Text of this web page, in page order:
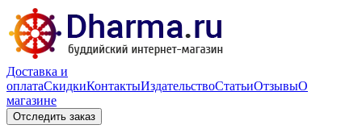
Доставка и
оплатаСкидкиКонтактыИздательствоСтатьиОтзывыО
магазине
Отследить заказ